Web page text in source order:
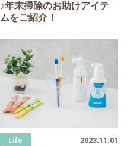
♪年末掃除のお助けアイテ
ムをご紹介！
2023.11.01